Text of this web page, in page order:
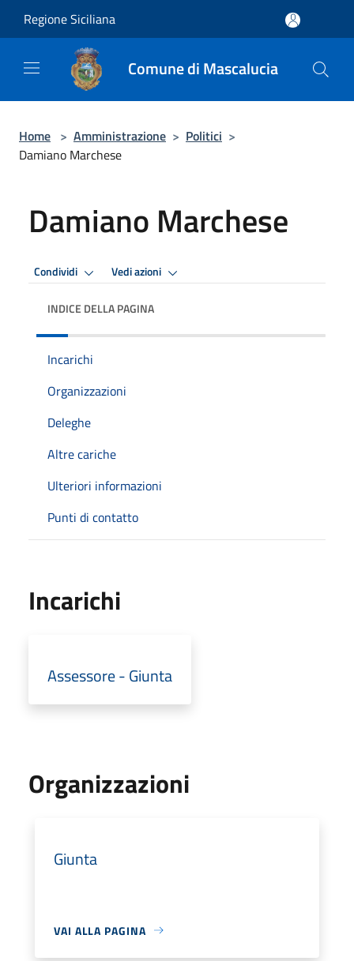
Regione Siciliana
Comune di Mascalucia
Home > Amministrazione > Politici >
Damiano Marchese
Damiano Marchese
Condividi Vedi azioni
INDICE DELLA PAGINA
Incarichi
Organizzazioni
Deleghe
Altre cariche
Ulteriori informazioni
Punti di contatto
Incarichi
Assessore - Giunta
Organizzazioni
Giunta
VAI ALLA PAGINA